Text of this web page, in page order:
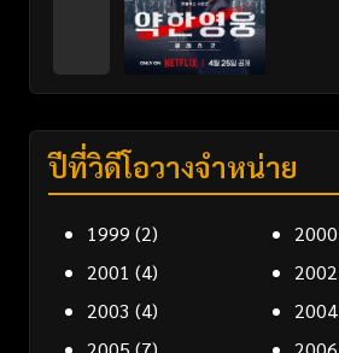
ปีที่วิดีโอวางจำหน่าย
1999 (2) 2000
2001 (4) 2002
2003 (4) 2004